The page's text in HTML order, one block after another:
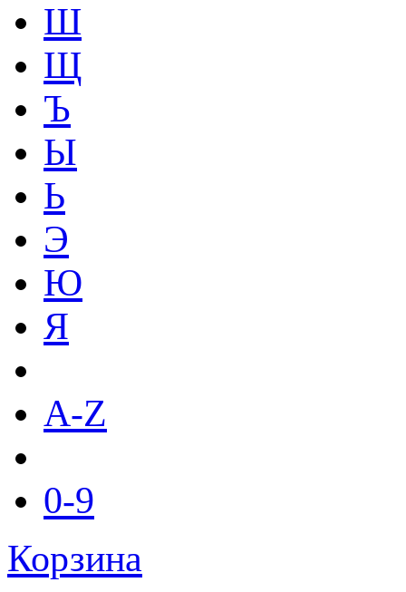
Ш
Щ
Ъ
Ы
Ь
Э
Ю
Я
A-Z
0-9
Корзина